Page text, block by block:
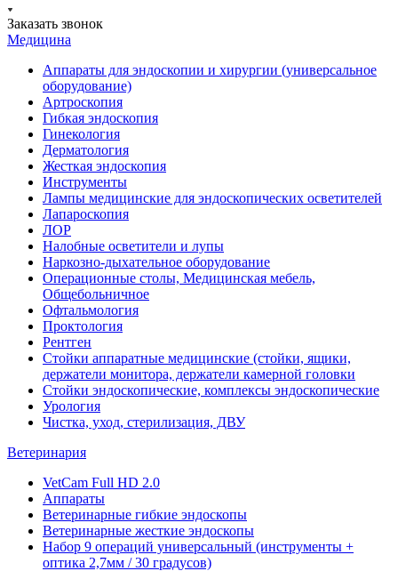
Заказать звонок
Медицина
Аппараты для эндоскопии и хирургии (универсальное
оборудование)
Артроскопия
Гибкая эндоскопия
Гинекология
Дерматология
Жесткая эндоскопия
Инструменты
Лампы медицинские для эндоскопических осветителей
Лапароскопия
ЛОР
Налобные осветители и лупы
Наркозно-дыхательное оборудование
Операционные столы, Медицинская мебель,
Общебольничное
Офтальмология
Проктология
Рентген
Стойки аппаратные медицинские (стойки, ящики,
держатели монитора, держатели камерной головки
Стойки эндоскопические, комплексы эндоскопические
Урология
Чистка, уход, стерилизация, ДВУ
Ветеринария
VetCam Full HD 2.0
Аппараты
Ветеринарные гибкие эндоскопы
Ветеринарные жесткие эндоскопы
Набор 9 операций универсальный (инструменты +
оптика 2,7мм / 30 градусов)